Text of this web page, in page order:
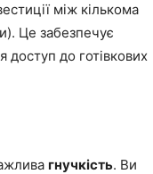
між кількома
Це забезпечує
доступ до готівкових
гнучкість. Ви